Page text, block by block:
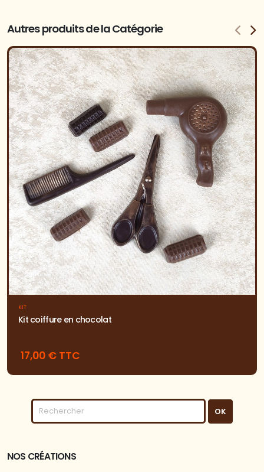
Autres produits de la Catégorie
KIT
Kit coiffure en chocolat
17,00 € TTC
NOS CRÉATIONS